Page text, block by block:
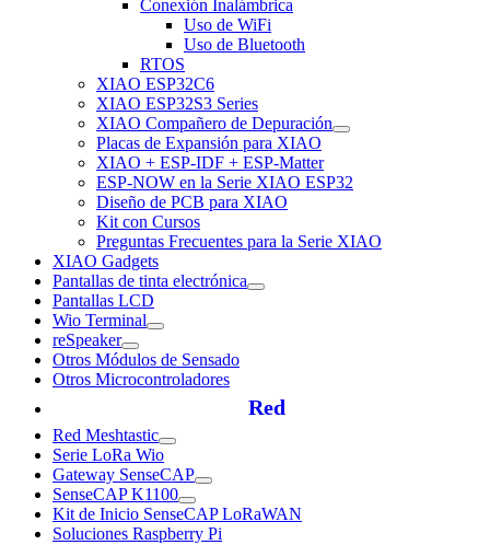
Conexión Inalámbrica
Uso de WiFi
Uso de Bluetooth
RTOS
XIAO ESP32C6
XIAO ESP32S3 Series
XIAO Compañero de Depuración
Placas de Expansión para XIAO
XIAO + ESP-IDF + ESP-Matter
ESP-NOW en la Serie XIAO ESP32
Diseño de PCB para XIAO
Kit con Cursos
Preguntas Frecuentes para la Serie XIAO
XIAO Gadgets
Pantallas de tinta electrónica
Pantallas LCD
Wio Terminal
reSpeaker
Otros Módulos de Sensado
Otros Microcontroladores
Red
Red Meshtastic
Serie LoRa Wio
Gateway SenseCAP
SenseCAP K1100
Kit de Inicio SenseCAP LoRaWAN
Soluciones Raspberry Pi